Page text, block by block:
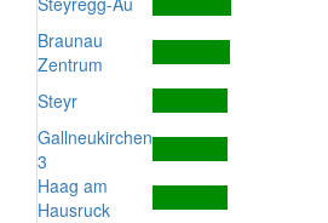
Braunau
Zentrum
Steyr
Gallneukirchen
3
Haag am
Hausruck